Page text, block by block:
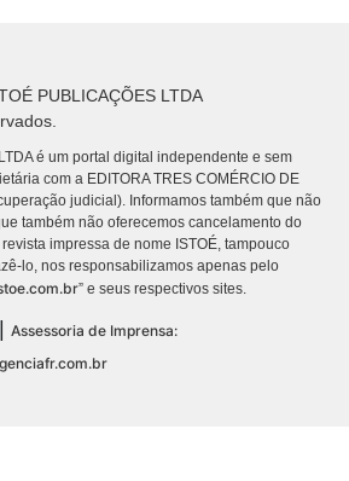
PUBLICAÇÕES LTDA
é um portal digital independente e sem
com a EDITORA TRES COMÉRCIO DE
judicial). Informamos também que não
também não oferecemos cancelamento do
impressa de nome ISTOÉ, tampouco
lo, nos responsabilizamos apenas pelo
” e seus respectivos sites.
Assessoria de Imprensa: